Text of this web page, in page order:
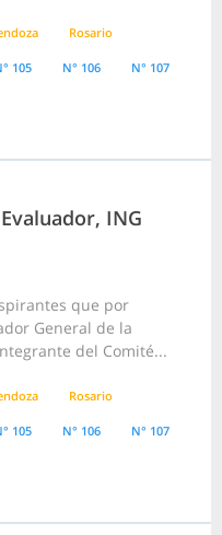
Rosario
105 N° 106 N° 107
ING
que por
General de la
del Comité...
Rosario
105 N° 106 N° 107